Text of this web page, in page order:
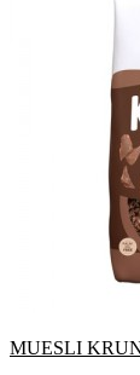
MUESLI